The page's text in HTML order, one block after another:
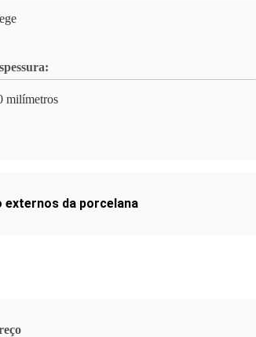
milímetros
externos da porcelana